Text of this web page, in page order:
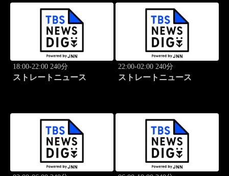
18:00-22:00 240分
ストレートニュース
22:00-02:00 240分
ストレートニュース